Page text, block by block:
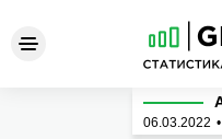
Артём 06.03.2022 •